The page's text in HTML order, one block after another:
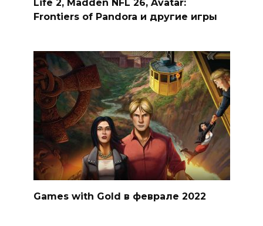
Frontiers of Pandora и другие игры
Games with Gold в феврале 2022